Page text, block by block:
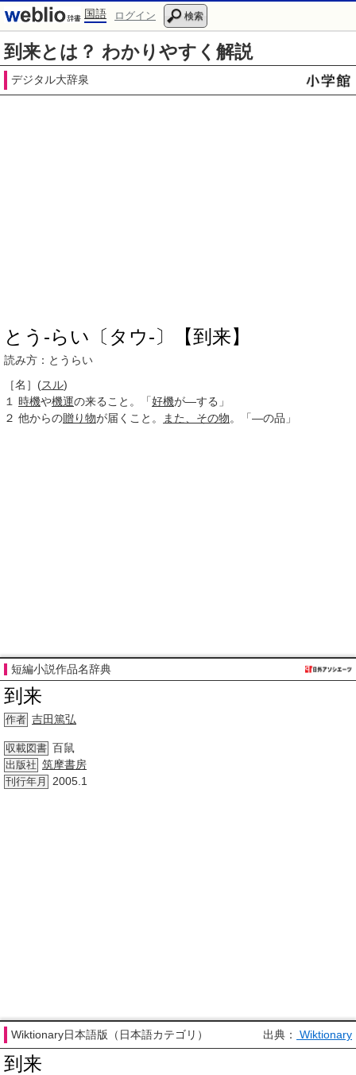
国語 ログイン 検索
到来とは？ わかりやすく解説
デジタル大辞泉
とう‐らい〔タウ‐〕【到来】
読み方：とうらい
［名］ (スル)
１
時機や機運の来ること。「好機が―する」
２ 他からの贈り物が届くこと。 また、 その物。「―の品」
短編小説作品名辞典
到来
作者 吉田篤弘
収載図書 百鼠
出版社 筑摩書房
刊行年月 2005.1
Wiktionary日本語版（日本語カテゴリ） 出典： Wiktionary
到来